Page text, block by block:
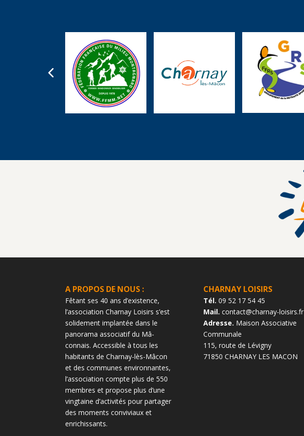
A PROPOS DE NOUS :
Fêtant ses 40 ans d’existence,
l’association Charnay Loisirs s’est
solidement implan­tée dans le
panorama associatif du Mâ­
connais. Accessible à tous les
habitants de Charnay-lès-Mâcon
et des communes environ­nantes,
l’association compte plus de 550
membres et propose plus d’une
vingtaine d’activités pour partager
des moments conviviaux et
enrichissants.
CHARNAY LOISIRS
Tél. 09 52 17 54 45
Mail. contact@charnay-loisirs.fr
Adresse. Maison Associative
Communale
115, route de Lévigny
71850 CHARNAY LES MACON